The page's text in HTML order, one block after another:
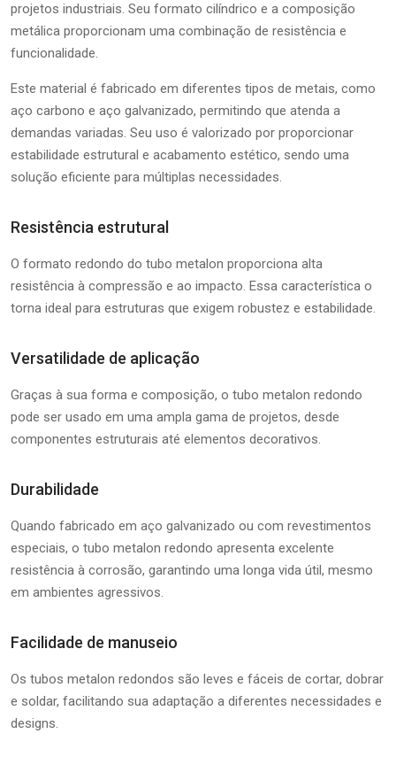
projetos industriais. Seu formato cilíndrico e a composição
metálica proporcionam uma combinação de resistência e
funcionalidade.
Este material é fabricado em diferentes tipos de metais, como
aço carbono e aço galvanizado, permitindo que atenda a
demandas variadas. Seu uso é valorizado por proporcionar
estabilidade estrutural e acabamento estético, sendo uma
solução eficiente para múltiplas necessidades.
Resistência estrutural
O formato redondo do tubo metalon proporciona alta
resistência à compressão e ao impacto. Essa característica o
torna ideal para estruturas que exigem robustez e estabilidade.
Versatilidade de aplicação
Graças à sua forma e composição, o tubo metalon redondo
pode ser usado em uma ampla gama de projetos, desde
componentes estruturais até elementos decorativos.
Durabilidade
Quando fabricado em aço galvanizado ou com revestimentos
especiais, o tubo metalon redondo apresenta excelente
resistência à corrosão, garantindo uma longa vida útil, mesmo
em ambientes agressivos.
Facilidade de manuseio
Os tubos metalon redondos são leves e fáceis de cortar, dobrar
e soldar, facilitando sua adaptação a diferentes necessidades e
designs.